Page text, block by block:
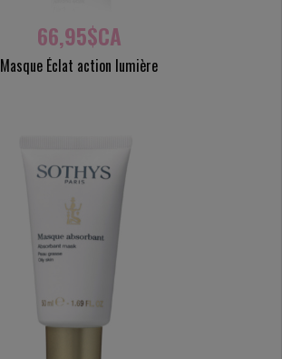
66,95$CA
Masque Éclat action lumière